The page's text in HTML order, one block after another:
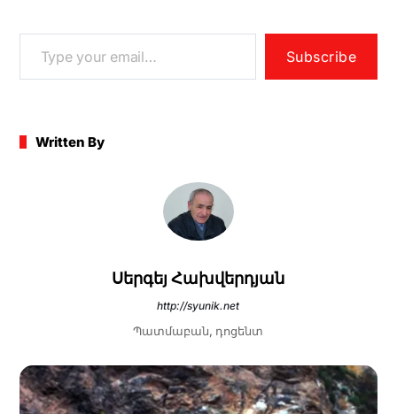
o
k
g
p
Subscribe
Written By
Սերգեյ Հախվերդյան
http://syunik.net
Պատմաբան, դոցենտ